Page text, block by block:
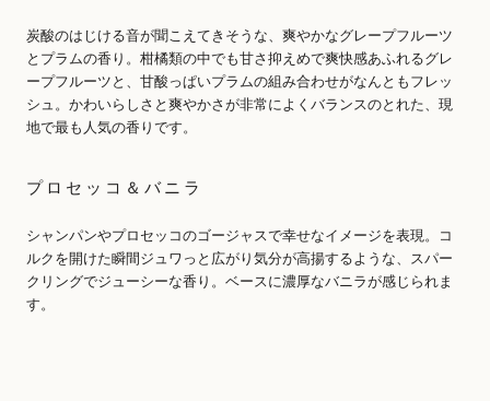
炭酸のはじける音が聞こえてきそうな、爽やかなグレープフルーツ
とプラムの香り。柑橘類の中でも甘さ抑えめで爽快感あふれるグレ
ープフルーツと、甘酸っぱいプラムの組み合わせがなんともフレッ
シュ。かわいらしさと爽やかさが非常によくバランスのとれた、現
地で最も人気の香りです。
プロセッコ＆バニラ
シャンパンやプロセッコのゴージャスで幸せなイメージを表現。コ
ルクを開けた瞬間ジュワっと広がり気分が高揚するような、スパー
クリングでジューシーな香り。ベースに濃厚なバニラが感じられま
す。